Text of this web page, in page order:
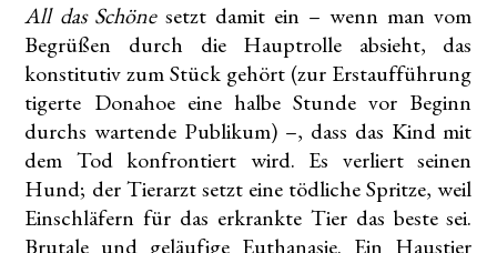
All das Schönesetzt damit ein – wenn man vom
Begrüßen durch die Hauptrolle absieht, das
konstitutiv zum Stück gehört (zur Erstaufführung
tigerte Donahoe eine halbe Stunde vor Beginn
durchs wartende Publikum) –, dass das Kind mit
dem Tod konfrontiert wird. Es verliert seinen
Hund; der Tierarzt setzt eine tödliche Spritze, weil
Einschläfern für das erkrankte Tier das beste sei.
Brutale und geläufige Euthanasie. Ein Haustier